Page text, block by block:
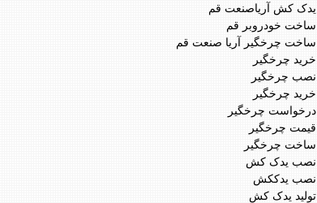
یدک کش آریاصنعت قم
ساخت خودروبر قم
ساخت چرخگیر آریا صنعت قم
خرید چرخگیر
نصب چرخگیر
خرید چرخگیر
درخواست چرخگیر
قیمت چرخگیر
ساخت چرخگیر
نصب یدک کش
نصب یدککش
تولید یدک کش